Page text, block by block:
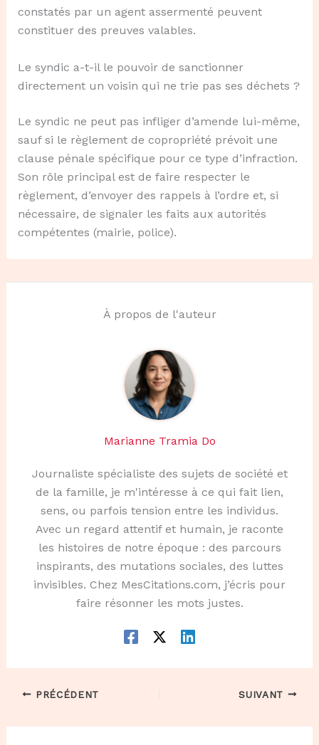
constatés par un agent assermenté peuvent
constituer des preuves valables.
Le syndic a-t-il le pouvoir de sanctionner
directement un voisin qui ne trie pas ses déchets ?
Le syndic ne peut pas infliger d’amende lui-même,
sauf si le règlement de copropriété prévoit une
clause pénale spécifique pour ce type d’infraction.
Son rôle principal est de faire respecter le
règlement, d’envoyer des rappels à l’ordre et, si
nécessaire, de signaler les faits aux autorités
compétentes (mairie, police).
À propos de l'auteur
Marianne Tramia Do
Journaliste spécialiste des sujets de société et
de la famille, je m'intéresse à ce qui fait lien,
sens, ou parfois tension entre les individus.
Avec un regard attentif et humain, je raconte
les histoires de notre époque : des parcours
inspirants, des mutations sociales, des luttes
invisibles. Chez MesCitations.com, j’écris pour
faire résonner les mots justes.
PRÉCÉDENT SUIVANT